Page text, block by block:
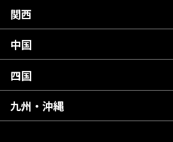
岩手県
宮城県
福島県
群馬県
千葉県
東京都
神奈川県
富山県
石川県
山梨県
長野県
岐阜県
静岡県
愛知県
関西
滋賀県
京都府
大阪府
中国
広島県
岡山県
四国
愛媛県
九州・沖縄